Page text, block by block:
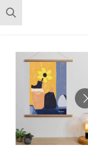
Skip
to
content